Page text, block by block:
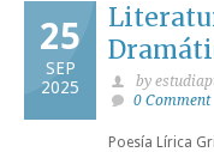
25
SEP
2025
by
0 Comment
Poesía Lírica